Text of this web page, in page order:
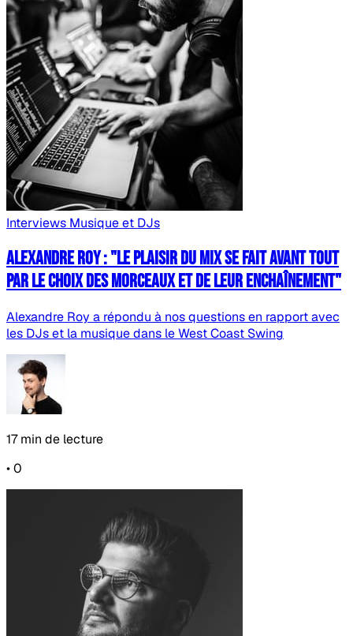
Interviews Musique et DJs
Alexandre Roy : "Le plaisir du mix se fait avant tout
par le choix des morceaux et de leur enchaînement"
Alexandre Roy a répondu à nos questions en rapport avec
les DJs et la musique dans le West Coast Swing
17 min de lecture
•0